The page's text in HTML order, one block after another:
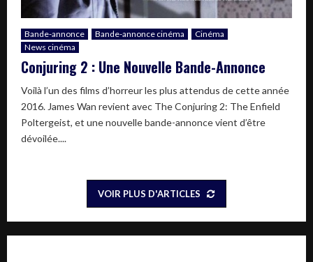
Bande-annonce Bande-annonce cinéma
Cinéma
News cinéma
Conjuring 2 : Une Nouvelle Bande-Annonce
Voilà l’un des films d’horreur les plus attendus de cette année
2016. James Wan revient avec The Conjuring 2: The Enfield
Poltergeist, et une nouvelle bande-annonce vient d’être
dévoilée....
VOIR PLUS D'ARTICLES